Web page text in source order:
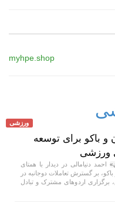
myhpe.shop
ورزشی
و باکو برای توسعه
ورزشی
احمد دنیامالی در دیدار با همتای
باکو، بر گسترش تعاملات دوجانبه در
برگزاری اردو‌های مشترک و تبادل